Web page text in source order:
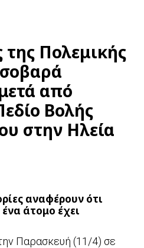
της Πολεμικής
από
Βολής
στην Ηλεία
αναφέρουν ότι
άτομο έχει
Παρασκευή (11/4) σε